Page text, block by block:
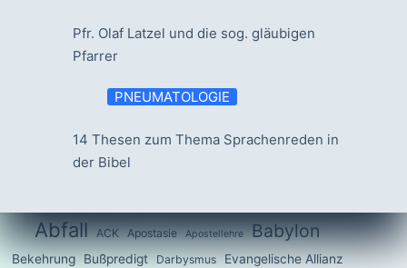
Pfr. Olaf Latzel und die sog. gläubigen
Pfarrer
PNEUMATOLOGIE
14 Thesen zum Thema Sprachenreden in
der Bibel
Abfall ACK Apostasie Apostellehre Babylon
Bekehrung Bußpredigt Darbysmus Evangelische Allianz